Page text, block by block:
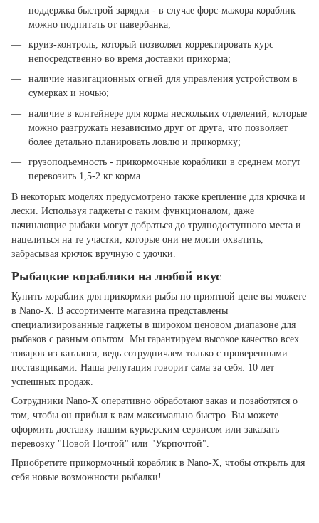
поддержка быстрой зарядки - в случае форс-мажора кораблик
можно подпитать от павербанка;
круиз-контроль, который позволяет корректировать курс
непосредственно во время доставки прикорма;
наличие навигационных огней для управления устройством в
сумерках и ночью;
наличие в контейнере для корма нескольких отделений, которые
можно разгружать независимо друг от друга, что позволяет
более детально планировать ловлю и прикормку;
грузоподъемность - прикормочные кораблики в среднем могут
перевозить 1,5-2 кг корма.
В некоторых моделях предусмотрено также крепление для крючка и
лески. Используя гаджеты с таким функционалом, даже
начинающие рыбаки могут добраться до труднодоступного места и
нацелиться на те участки, которые они не могли охватить,
забрасывая крючок вручную с удочки.
Рыбацкие кораблики на любой вкус
Купить кораблик для прикормки рыбы по приятной цене вы можете
в Nano-X. В ассортименте магазина представлены
специализированные гаджеты в широком ценовом диапазоне для
рыбаков с разным опытом. Мы гарантируем высокое качество всех
товаров из каталога, ведь сотрудничаем только с проверенными
поставщиками. Наша репутация говорит сама за себя: 10 лет
успешных продаж.
Сотрудники Nano-X оперативно обработают заказ и позаботятся о
том, чтобы он прибыл к вам максимально быстро. Вы можете
оформить доставку нашим курьерским сервисом или заказать
перевозку "Новой Почтой" или "Укрпочтой".
Приобретите прикормочный кораблик в Nano-X, чтобы открыть для
себя новые возможности рыбалки!